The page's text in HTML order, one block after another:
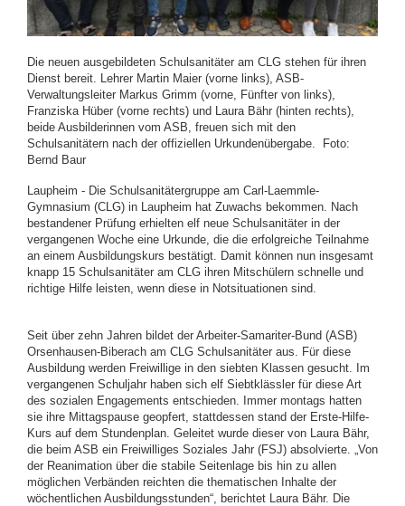
Die neuen ausgebildeten Schulsanitäter am CLG stehen für ihren
Dienst bereit. Lehrer Martin Maier (vorne links), ASB-
Verwaltungsleiter Markus Grimm (vorne, Fünfter von links),
Franziska Hüber (vorne rechts) und Laura Bähr (hinten rechts),
beide Ausbilderinnen vom ASB, freuen sich mit den
Schulsanitätern nach der offiziellen Urkundenübergabe. Foto:
Bernd Baur
Laupheim - Die Schulsanitätergruppe am Carl-Laemmle-
Gymnasium (CLG) in Laupheim hat Zuwachs bekommen. Nach
bestandener Prüfung erhielten elf neue Schulsanitäter in der
vergangenen Woche eine Urkunde, die die erfolgreiche Teilnahme
an einem Ausbildungskurs bestätigt. Damit können nun insgesamt
knapp 15 Schulsanitäter am CLG ihren Mitschülern schnelle und
richtige Hilfe leisten, wenn diese in Notsituationen sind.
Seit über zehn Jahren bildet der Arbeiter-Samariter-Bund (ASB)
Orsenhausen-Biberach am CLG Schulsanitäter aus. Für diese
Ausbildung werden Freiwillige in den siebten Klassen gesucht. Im
vergangenen Schuljahr haben sich elf Siebtklässler für diese Art
des sozialen Engagements entschieden. Immer montags hatten
sie ihre Mittagspause geopfert, stattdessen stand der Erste-Hilfe-
Kurs auf dem Stundenplan. Geleitet wurde dieser von Laura Bähr,
die beim ASB ein Freiwilliges Soziales Jahr (FSJ) absolvierte. „Von
der Reanimation über die stabile Seitenlage bis hin zu allen
möglichen Verbänden reichten die thematischen Inhalte der
wöchentlichen Ausbildungsstunden“, berichtet Laura Bähr. Die